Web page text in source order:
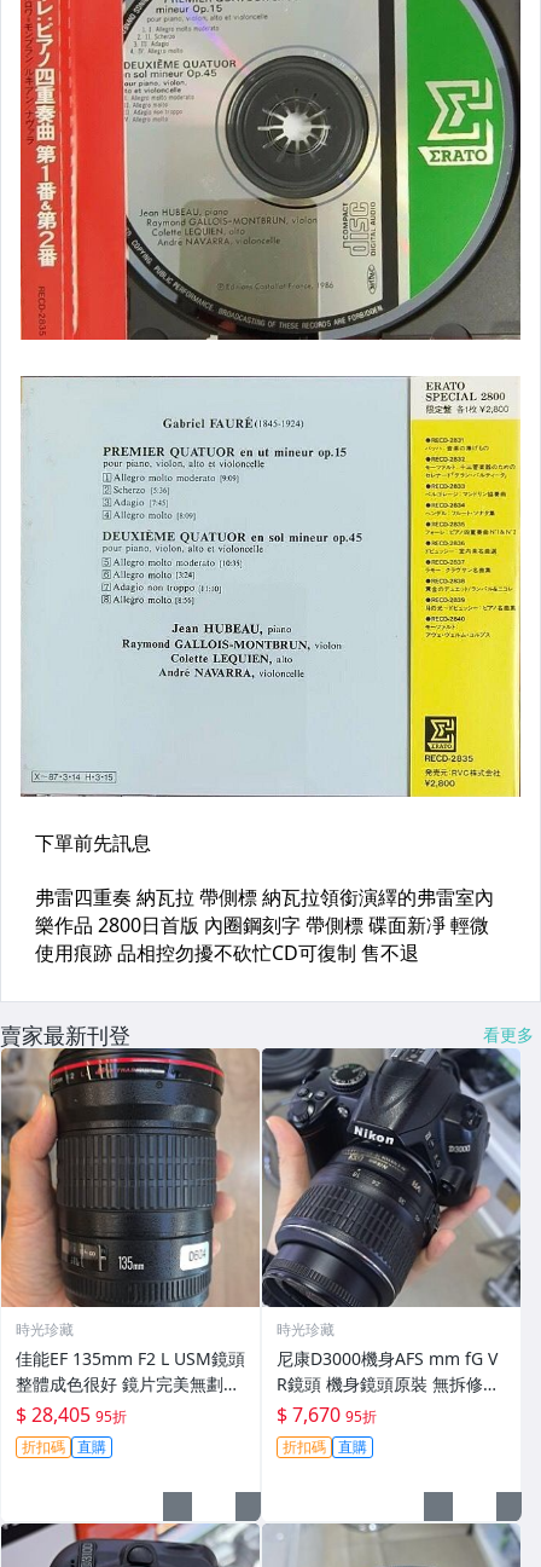
賣家最新刊登 看更多
時光珍藏
佳能EF 135mm F2 L USM鏡頭
整體成色很好 鏡片完美無劃痕
功能一切正常 無拆修無-3430
$ 28,405 95折
折扣碼 直購
時光珍藏
尼康D3000機身AFS mm fG V
R鏡頭 機身鏡頭原裝 無拆修無
翻新 有輕微使用痕跡 鏡頭-34
30
$ 7,670 95折
折扣碼 直購